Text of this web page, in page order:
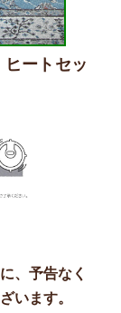
ートセッ
、予告なく
います。